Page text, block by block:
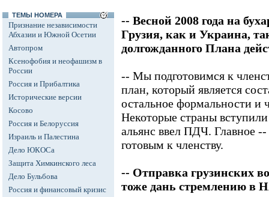
ТЕМЫ НОМЕРА
Признание независимости
Абхазии и Южной Осетии
Автопром
Ксенофобия и неофашизм в
России
Россия и Прибалтика
Исторические версии
Косово
Россия и Белоруссия
Израиль и Палестина
Дело ЮКОСа
Защита Химкинского леса
Дело Бульбова
Россия и финансовый кризис
-- Весной 2008 года на
Грузия, как и Украина,
долгожданного Плана
-- Мы подготовимся к
план, который является
остальное формальности и
Некоторые страны
альянс ввел ПДЧ. Главное
готовым к членству.
-- Отправка грузинских
тоже дань стремлению в